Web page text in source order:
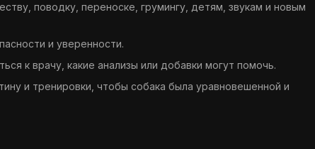
поводку, переноске, грумингу, детям, звукам и новым
и уверенности.
к врачу, какие анализы или добавки могут помочь.
и тренировки, чтобы собака была уравновешенной и